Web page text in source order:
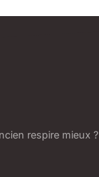
respire mieux ?